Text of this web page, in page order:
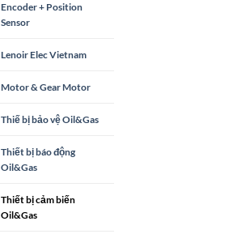
Encoder + Position
Sensor
Lenoir Elec Vietnam
Motor & Gear Motor
Thiế bị bảo vệ Oil&Gas
Thiết bị báo động
Oil&Gas
Thiết bị cảm biến
Oil&Gas